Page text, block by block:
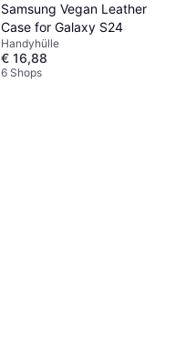
Samsung Vegan Leather
Case for Galaxy S24
Handyhülle
€ 16,88
6 Shops